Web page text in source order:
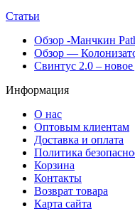
Статьи
Обзор -Манчкин
Обзор —
Свинтус 2.0 –
Информация
О нас
Оптовым клиентам
Доставка и оплата
Политика
Корзина
Контакты
Возврат товара
Карта сайта